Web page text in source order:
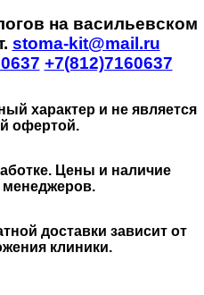
на васильевском
stoma-kit@mail.ru
+7(812)7160637
характер и не является
офертой.
Цены и наличие
менеджеров.
доставки зависит от
клиники.